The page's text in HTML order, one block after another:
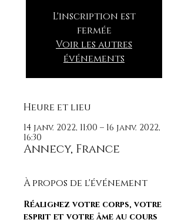
L'inscription est
fermée
Voir les autres
événements
Heure et lieu
14 janv. 2022, 11:00 – 16 janv. 2022,
16:30
Annecy, France
À propos de l'événement
Réalignez votre corps, votre
esprit et votre âme au cours